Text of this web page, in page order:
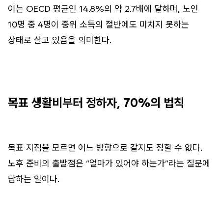
이는 OECD 평균인 14.8%의 약 2.7배에 달하며, 노인
10명 중 4명이 중위 소득의 절반에도 미치지 못하는
상태로 살고 있음을 의미한다.
목표 생활비부터 정하자, 70%의 법칙
목표 지점을 모르면 어느 방향으로 갈지도 정할 수 없다.
노후 준비의 출발점은 “얼마가 있어야 하는가”라는 질문에
답하는 일이다.